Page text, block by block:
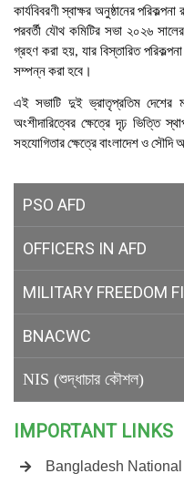
কার্যবিবরণী স্বাক্ষর অনুষ্ঠানের পরিকল্পনা
পরবর্তী যৌথ কমিটির সভা ২০২৬ সালের
গ্রহণ করা হয়, যার বিস্তারিত পরিকল্পনা
সম্পন্নকরাহবে।
এই সভাটি দুই ভ্রাতৃপ্রতিম দেশের
অংশীদারিত্বের ক্ষেত্রে দৃঢ় ভিত্তি
সহযোগিতারক্ষেত্রেবাংলাদেশওসৌদি
PSO AFD
OFFICERS IN AFD
MILITARY FREEDOM
BNACWC
NIS (শুদ্ধাচার কৌশল)
IMPORTANT LINKS
Bangladesh National